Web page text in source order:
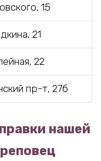
15
21
22
пр-т, 27б
нашей